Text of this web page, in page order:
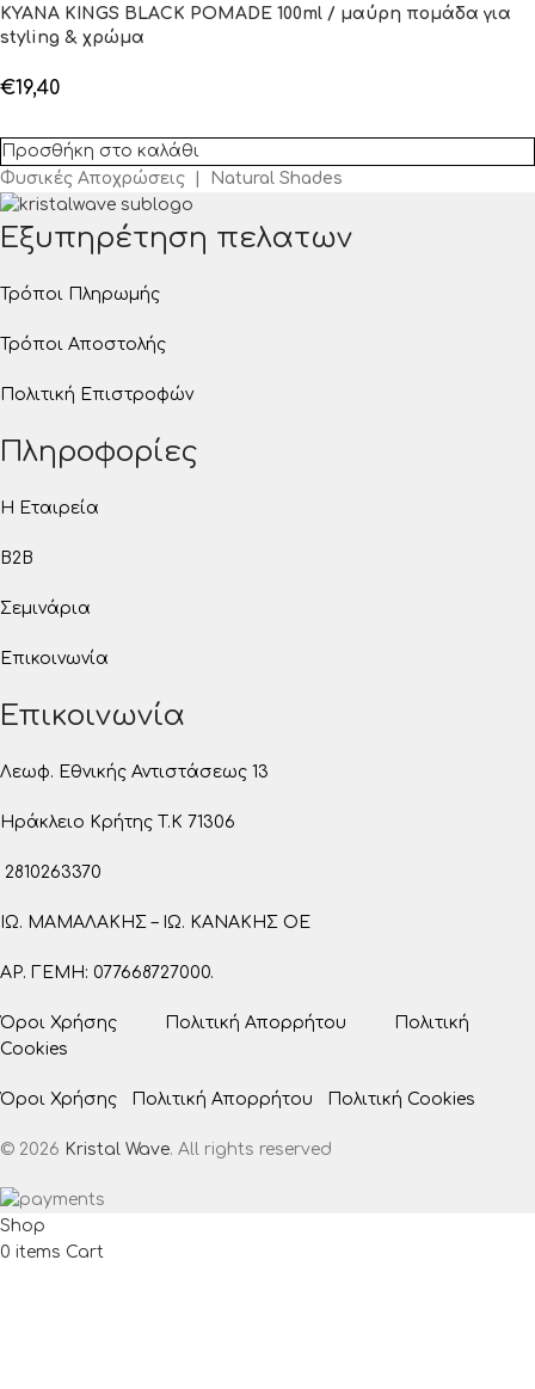
KYANA KINGS BLACK POMADE 100ml / μαύρη πομάδα για
styling & χρώμα
€19,40
Προσθήκη στο καλάθι
Φυσικές Αποχρώσεις | Natural Shades
Εξυπηρέτηση πελατων
Τρόποι Πληρωμής
Τρόποι Αποστολής
Πολιτική Επιστροφών
Πληροφορίες
Η Εταιρεία
B2B
Σεμινάρια
Επικοινωνία
Επικοινωνία
Λεωφ. Εθνικής Αντιστάσεως 13
Ηράκλειο Κρήτης T.K 71306
2810263370
ΙΩ. ΜΑΜΑΛΑΚΗΣ – ΙΩ. ΚΑΝΑΚΗΣ ΟΕ
ΑΡ. ΓΕΜΗ: 077668727000.
Όροι Χρήσης Πολιτική Απορρήτου Πολιτική
Cookies
Όροι Χρήσης Πολιτική Απορρήτου Πολιτική Cookies
© 2026 Kristal Wave. All rights reserved
Shop
0 items Cart